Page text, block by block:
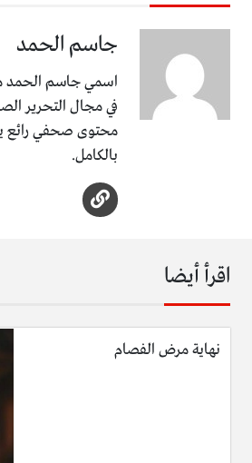
جاسم الحمد
اسمي جاسم الحمد
في مجال التحرير
محتوى صحفي رائع
بالكامل.
اقرأ أيضا
نهاية مرض الفصام